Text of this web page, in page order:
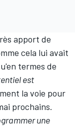
apport de
cela lui avait
termes de
est
la voie pour
prochains.
une